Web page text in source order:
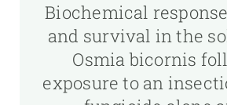
Biochemical
and survival in the
Osmia bicornis
exposure to an